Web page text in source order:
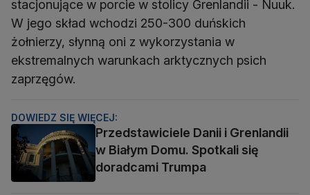
stacjonujące w porcie w stolicy Grenlandii - Nuuk.
W jego skład wchodzi 250-300 duńskich
żołnierzy, słynną oni z wykorzystania w
ekstremalnych warunkach arktycznych psich
zaprzęgów.
DOWIEDZ SIĘ WIĘCEJ:
Przedstawiciele Danii i Grenlandii
w Białym Domu. Spotkali się
doradcami Trumpa